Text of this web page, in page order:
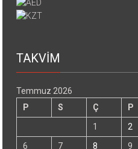
TAKVİM
Temmuz 2026
P
S Ç P
1
2
6
7 8 9